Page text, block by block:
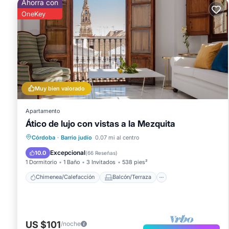
Muy bien valorado
Ahorra con
OneKey
Apartamento
Ático de lujo con vistas a la Mezquita
Córdoba · Barrio judío 0.07 mi al centro
10.0 Excepcional(66 Reseñas)
1 Dormitorio 1 Baño 3 Invitados 538 pies²
Chimenea/Calefacción Balcón/Terraza
Chimenea/Calefacción
Cocina
Aparcamiento
US $101/noche